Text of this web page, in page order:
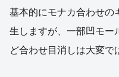
基本的にモナカ合わせの
生しますが、一部凹モー
ど合わせ目消しは大変で